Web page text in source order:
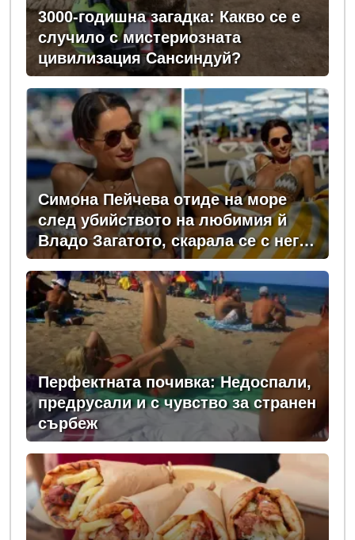
3000-годишна загадка: Какво се е
случило с мистериозната
цивилизация Сансиндуй?
Симона Пейчева отиде на море
след убийството на любимия й
Владо Загатото, скарала се с него
за пари
Перфектната почивка: Недоспали,
предрусали и с чувство за странен
сърбеж